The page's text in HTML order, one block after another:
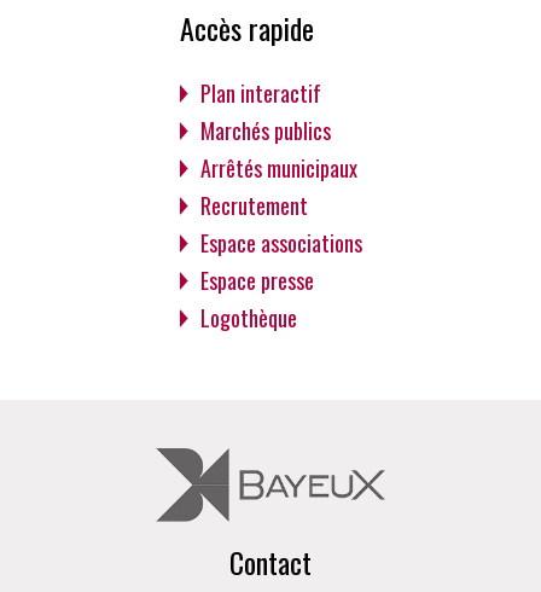
Accès rapide
Plan interactif
Marchés publics
Arrêtés municipaux
Recrutement
Espace associations
Espace presse
Logothèque
Contact